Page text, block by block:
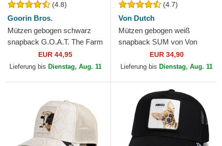
(4.8)
Goorin Bros.
Mützen gebogen schwarz
snapback G.O.A.T. The Farm
Goorin Bros.EUR 44,95
Lieferung bis Dienstag, Aug. 11
(4.7)
Von Dutch
Mützen gebogen weiß
snapback SUM von Von
EUR 34,90
Lieferung bis Dienstag, Aug. 11